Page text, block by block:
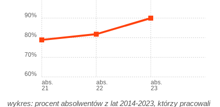
abs.
21
abs.
22
abs.
23
60%
70%
80%
90%
wykres: procent absolwentów z lat 2014-2023, którzy pracowali